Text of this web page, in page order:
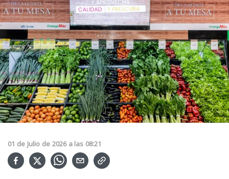
01 de Julio de 2026 a las 08:21